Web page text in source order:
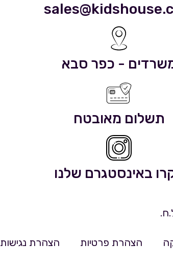
- כפר סבא
תשלום מאובטח
באינסטגרם שלנו
הצהרת פרטיות הצהרת נגישות